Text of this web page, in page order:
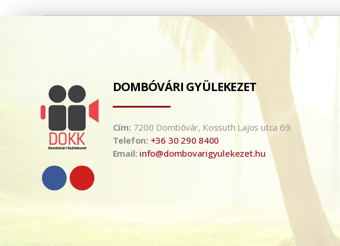
DOMBÓVÁRI GYÜLEKEZET
Cím: 7200 Dombóvár, Kossuth Lajos utca 69.
Telefon: +36 30 290 8400
Email: info@dombovarigyulekezet.hu